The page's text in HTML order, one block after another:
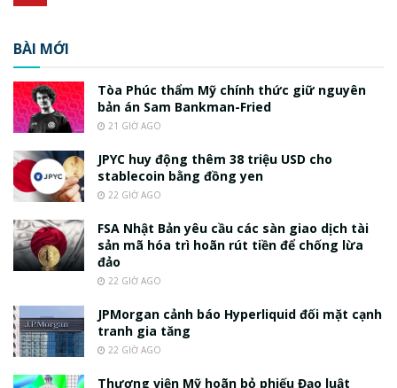
BÀI MỚI
Tòa Phúc thẩm Mỹ chính thức giữ nguyên
bản án Sam Bankman-Fried
21 GIỜ AGO
JPYC huy động thêm 38 triệu USD cho
stablecoin bằng đồng yen
22 GIỜ AGO
FSA Nhật Bản yêu cầu các sàn giao dịch tài
sản mã hóa trì hoãn rút tiền để chống lừa
đảo
22 GIỜ AGO
JPMorgan cảnh báo Hyperliquid đối mặt cạnh
tranh gia tăng
22 GIỜ AGO
Thượng viện Mỹ hoãn bỏ phiếu Đạo luật